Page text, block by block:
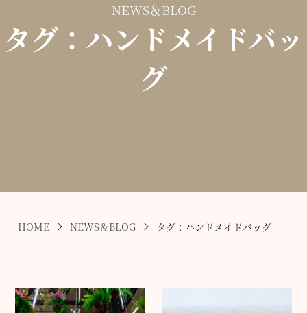
NEWS＆BLOG
タグ：ハンドメイドバッ
グ
HOME NEWS＆BLOG タグ：ハンドメイドバッグ